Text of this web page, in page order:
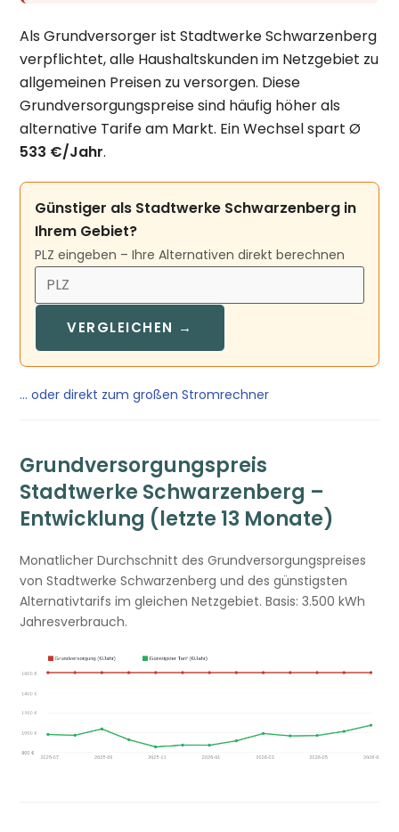
Als Grundversorger ist Stadtwerke Schwarzenberg
verpflichtet, alle Haushaltskunden im Netzgebiet zu
allgemeinen Preisen zu versorgen. Diese
Grundversorgungspreise sind häufig höher als
alternative Tarife am Markt. Ein Wechsel spart Ø
533 €/Jahr.
Günstiger als Stadtwerke Schwarzenberg in
Ihrem Gebiet?
PLZ eingeben – Ihre Alternativen direkt berechnen
VERGLEICHEN →
… oder direkt zum großen Stromrechner
Grundversorgungspreis
Stadtwerke Schwarzenberg –
Entwicklung (letzte 13 Monate)
Monatlicher Durchschnitt des Grundversorgungspreises
von Stadtwerke Schwarzenberg und des günstigsten
Alternativtarifs im gleichen Netzgebiet. Basis: 3.500 kWh
Jahresverbrauch.